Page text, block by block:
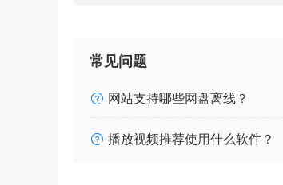
常见问题
网站支持哪些网盘离线？
播放视频推荐使用什么软件？